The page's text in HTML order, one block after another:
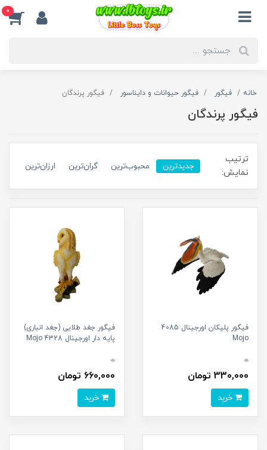
0
خانه فیگور فیگور حیوانات و دایناسور فیگور پرندگان
فیگور پرندگان
ترتیب
نمایش:
جدیدترین محبوب‌ترین گران‌ترین ارزان‌ترین
فیگور پلیکان اورجینال 4085
Mojo
0
330,000 تومان
فیگور جغد طلایی (جغد انباری)
پایه دار اورجینال 4328 Mojo
0
660,000 تومان